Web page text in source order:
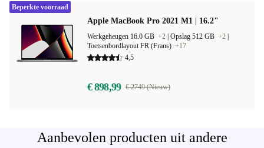
Apple MacBook Pro 2021 M1 | 16.2"
Werkgeheugen 16.0 GB +2 Opslag 512 GB +2
Toetsenbordlayout FR (Frans) +17
4,5
€ 898,99 € 2749 (Nieuw)
Beperkte voorraad
Aanbevolen producten uit andere